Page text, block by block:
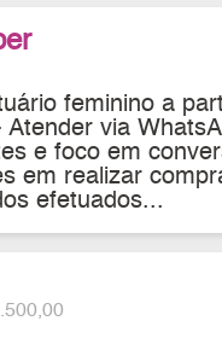
feminino a
Atender via
e foco em
em realizar
efetuados...